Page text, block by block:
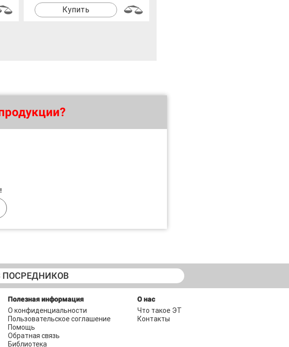
Купить
ПОСРЕДНИКОВ
Полезная информация
О конфиденциальности
Пользовательское соглашение
Помощь
Обратная связь
Библиотека
О нас
Что такое ЭТ
Контакты